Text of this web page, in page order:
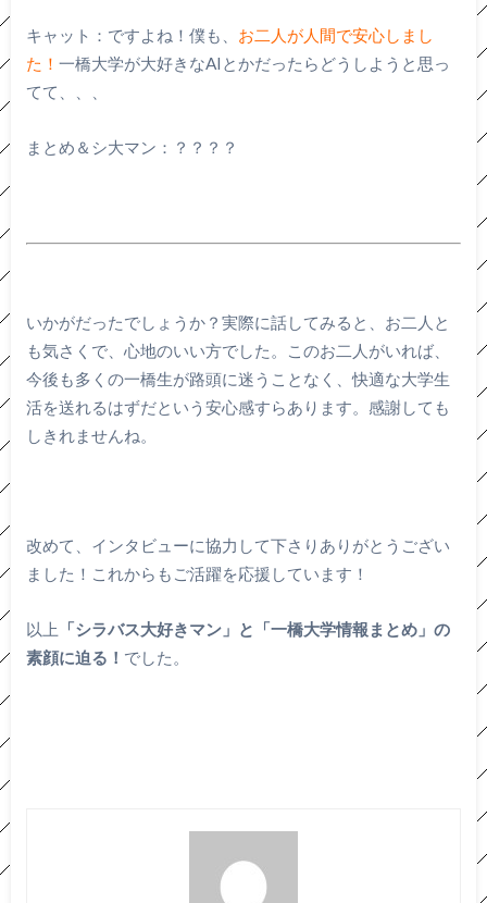
キャット：ですよね！僕も、 お二人が人間で安心しまし
た！ 一橋大学が大好きなAIとかだったらどうしようと思っ
てて、、、
まとめ＆シ大マン：？？？？
いかがだったでしょうか？実際に話してみると、お二人と
も気さくで、心地のいい方でした。このお二人がいれば、
今後も多くの一橋生が路頭に迷うことなく、快適な大学生
活を送れるはずだという安心感すらあります。感謝しても
しきれませんね。
改めて、インタビューに協力して下さりありがとうござい
ました！これからもご活躍を応援しています！
以上 「シラバス大好きマン」と「一橋大学情報まとめ」の
素顔に迫る！ でした。